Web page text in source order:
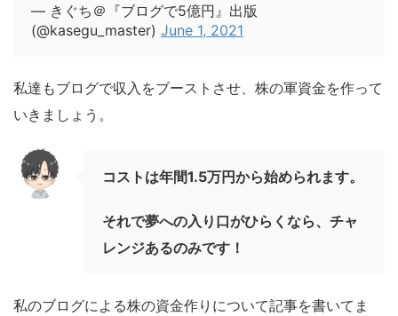
— きぐち＠『ブログで5億円』出版
(@kasegu_master) June 1, 2021
私達もブログで収入をブーストさせ、株の軍資金を作って
いきましょう。
コストは年間1.5万円から始められます。
それで夢への入り口がひらくなら、チャ
レンジあるのみです！
私のブログによる株の資金作りについて記事を書いてま